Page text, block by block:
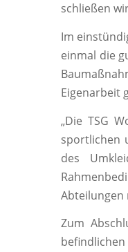
schließen
Im
einmal die
Eigenarbeit
„Die TSG
sportlichen
des
Abteilungen
Zum